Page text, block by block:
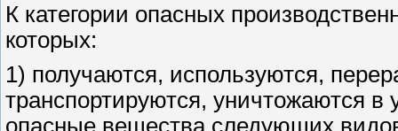
К категории опасных
которых:
1) получаются, используются,
транспортируются, уничтожаются в